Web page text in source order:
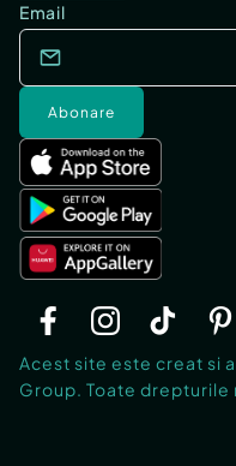
Email
Abonare
Acest site este creat si
Group. Toate drepturile